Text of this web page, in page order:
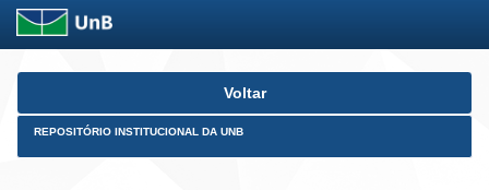
Skip
Voltar
REPOSITÓRIO INSTITUCIONAL DA UNB